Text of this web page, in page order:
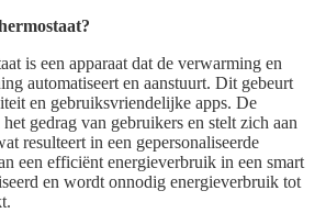
is een apparaat dat de verwarming en
automatiseert en aanstuurt. Dit gebeurt
en gebruiksvriendelijke apps. De
gedrag van gebruikers en stelt zich aan
resulteert in een gepersonaliseerde
een efficiënt energieverbruik in een smart
en wordt onnodig energieverbruik tot